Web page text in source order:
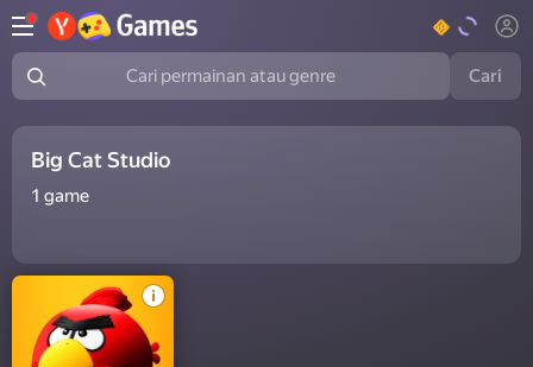
Cari permainan atau genre Cari
Big Cat Studio
1 game